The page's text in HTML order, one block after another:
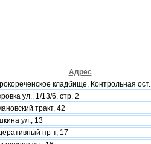
Адрес
кладбище, Контрольная ост.
ул., 1/13/6, стр. 2
тракт, 42
ул., 13
пр-т, 17